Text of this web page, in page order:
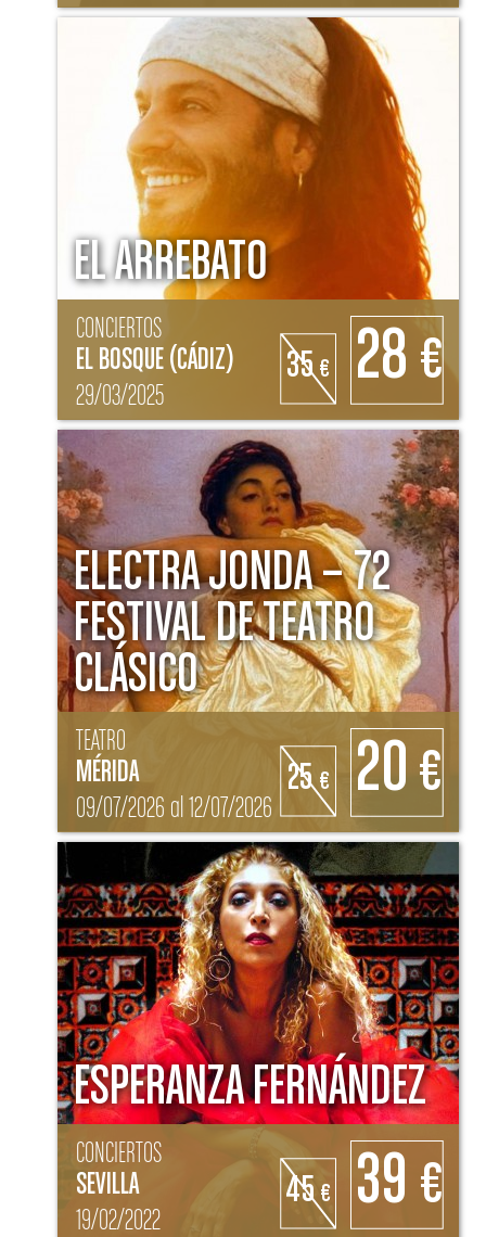
EL ARREBATO
CONCIERTOS
EL BOSQUE (CÁDIZ)
29/03/2025
35€ 28 €
ELECTRA JONDA – 72
FESTIVAL DE TEATRO
CLÁSICO
TEATRO
MÉRIDA
09/07/2026 al 12/07/2026
25€ 20 €
ESPERANZA FERNÁNDEZ
CONCIERTOS
SEVILLA
19/02/2022
45€ 39 €